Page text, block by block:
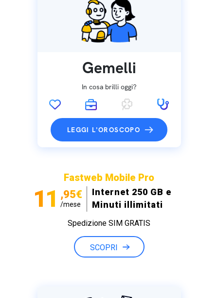
Gemelli
In cosa brilli oggi?
LEGGI L'OROSCOPO
Fastweb Mobile Pro
11 ,95€
/mese
Internet 250 GB e
Minuti illimitati
Spedizione SIM GRATIS
SCOPRI